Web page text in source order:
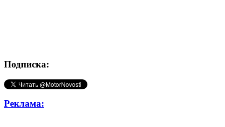
Подписка:
Реклама: